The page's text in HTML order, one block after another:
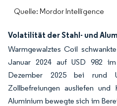
Quelle: Mordor Intelligence
Volatilität der Stahl- und
Warmgewalztes Coil
Januar 2024 auf USD 982
Dezember 2025 bei rund
Zollbefreiungen ausliefen und
Aluminium bewegte sich im